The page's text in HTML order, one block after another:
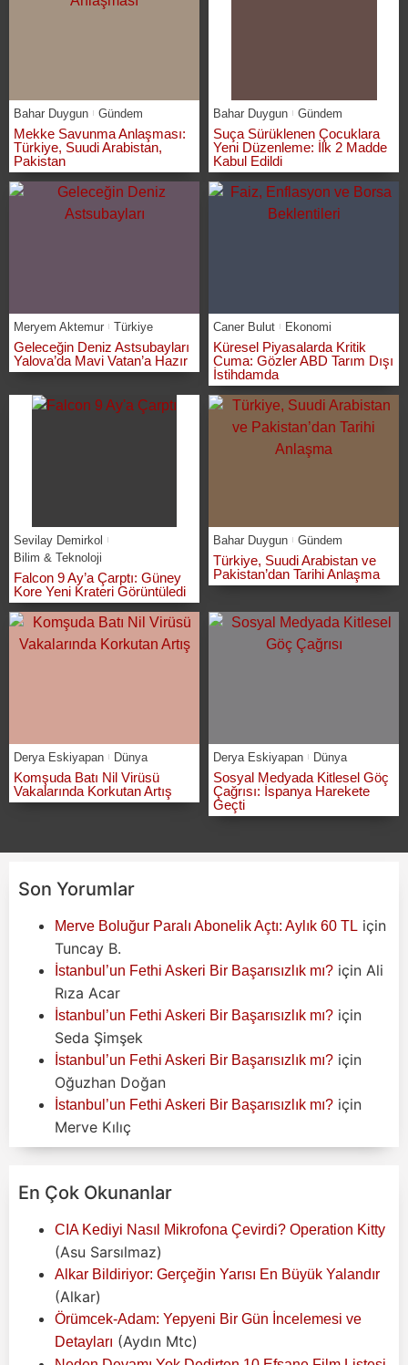
Bahar Duygun Gündem
Mekke Savunma Anlaşması:
Türkiye, Suudi Arabistan,
Pakistan
Bahar Duygun Gündem
Suça Sürüklenen Çocuklara
Yeni Düzenleme: İlk 2 Madde
Kabul Edildi
Meryem Aktemur Türkiye
Geleceğin Deniz Astsubayları
Yalova’da Mavi Vatan’a Hazır
Caner Bulut Ekonomi
Küresel Piyasalarda Kritik
Cuma: Gözler ABD Tarım Dışı
İstihdamda
Sevilay Demirkol
Bilim & Teknoloji
Falcon 9 Ay’a Çarptı: Güney
Kore Yeni Krateri Görüntüledi
Bahar Duygun Gündem
Türkiye, Suudi Arabistan ve
Pakistan’dan Tarihi Anlaşma
Derya Eskiyapan Dünya
Komşuda Batı Nil Virüsü
Vakalarında Korkutan Artış
Derya Eskiyapan Dünya
Sosyal Medyada Kitlesel Göç
Çağrısı: İspanya Harekete
Geçti
Son Yorumlar
Merve Boluğur Paralı Abonelik Açtı: Aylık 60 TL için
Tuncay B.
İstanbul’un Fethi Askeri Bir Başarısızlık mı? için Ali
Rıza Acar
İstanbul’un Fethi Askeri Bir Başarısızlık mı? için
Seda Şimşek
İstanbul’un Fethi Askeri Bir Başarısızlık mı? için
Oğuzhan Doğan
İstanbul’un Fethi Askeri Bir Başarısızlık mı? için
Merve Kılıç
En Çok Okunanlar
CIA Kediyi Nasıl Mikrofona Çevirdi? Operation Kitty
(Asu Sarsılmaz)
Alkar Bildiriyor: Gerçeğin Yarısı En Büyük Yalandır
(Alkar)
Örümcek-Adam: Yepyeni Bir Gün İncelemesi ve
Detayları (Aydın Mtc)